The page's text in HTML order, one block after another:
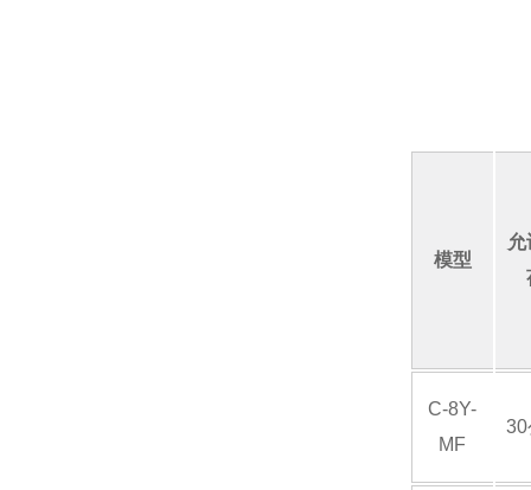
模型
允
C-8Y-
MF
30